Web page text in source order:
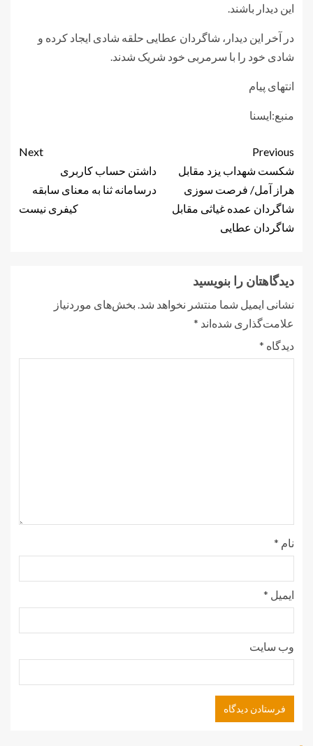
این دیدار باشند.
در آخر این دیدار، شاگردان عطایی حلقه شادی ایجاد کرده و
شادی خود را با سرمربی خود شریک شدند.
انتهای پیام
منبع:ایسنا
Previous
شکست شهداب یزد مقابل
هراز آمل/ فرصت سوزی
شاگردان عمده غیاثی مقابل
شاگردان عطایی
Next
داشتن حساب کاربری
درسامانه ثنا به معنای سابقه
کیفری نیست
دیدگاهتان را بنویسید
نشانی ایمیل شما منتشر نخواهد شد. بخش‌های موردنیاز
علامت‌گذاری شده‌اند *
دیدگاه *
نام *
ایمیل *
وب‌ سایت